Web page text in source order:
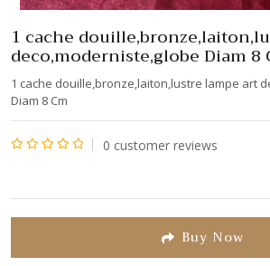
1 cache
deco,moderniste,globe Diam 8
1 cache douille,bronze,laiton,lustre lampe art
Diam 8 Cm
0 customer reviews
Buy Now